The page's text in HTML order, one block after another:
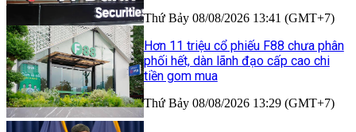
Thứ Bảy 08/08/2026 13:41 (GMT+7)
Hơn 11 triệu cổ phiếu F88 chưa phân
phối hết, dàn lãnh đạo cấp cao chi
tiền gom mua
Thứ Bảy 08/08/2026 13:29 (GMT+7)